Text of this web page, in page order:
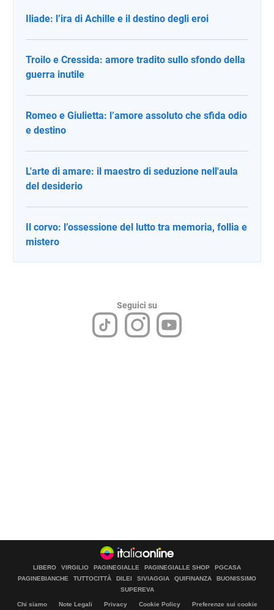
Iliade: l’ira di Achille e il destino degli eroi
Troilo e Cressida: amore tradito sullo sfondo della
guerra inutile
Romeo e Giulietta: l’amore assoluto che sfida odio
e destino
L'arte di amare: il maestro di seduzione nell'aula
del desiderio
Il corvo: l’ossessione del lutto tra memoria, follia e
mistero
Seguici su
LIBERO VIRGILIO PAGINEGIALLE PAGINEGIALLE SHOP
PGCASA
PAGINEBIANCHE
TUTTOCITTÀ DILEI SIVIAGGIA QUIFINANZA
BUONISSIMO
SUPEREVA
Chi siamo Note Legali Privacy Cookie Policy Preferenze sui cookie